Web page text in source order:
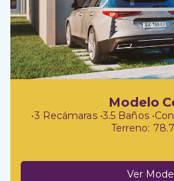
Modelo
•3 Recámaras •3.5 Baños
Terreno:
Ver